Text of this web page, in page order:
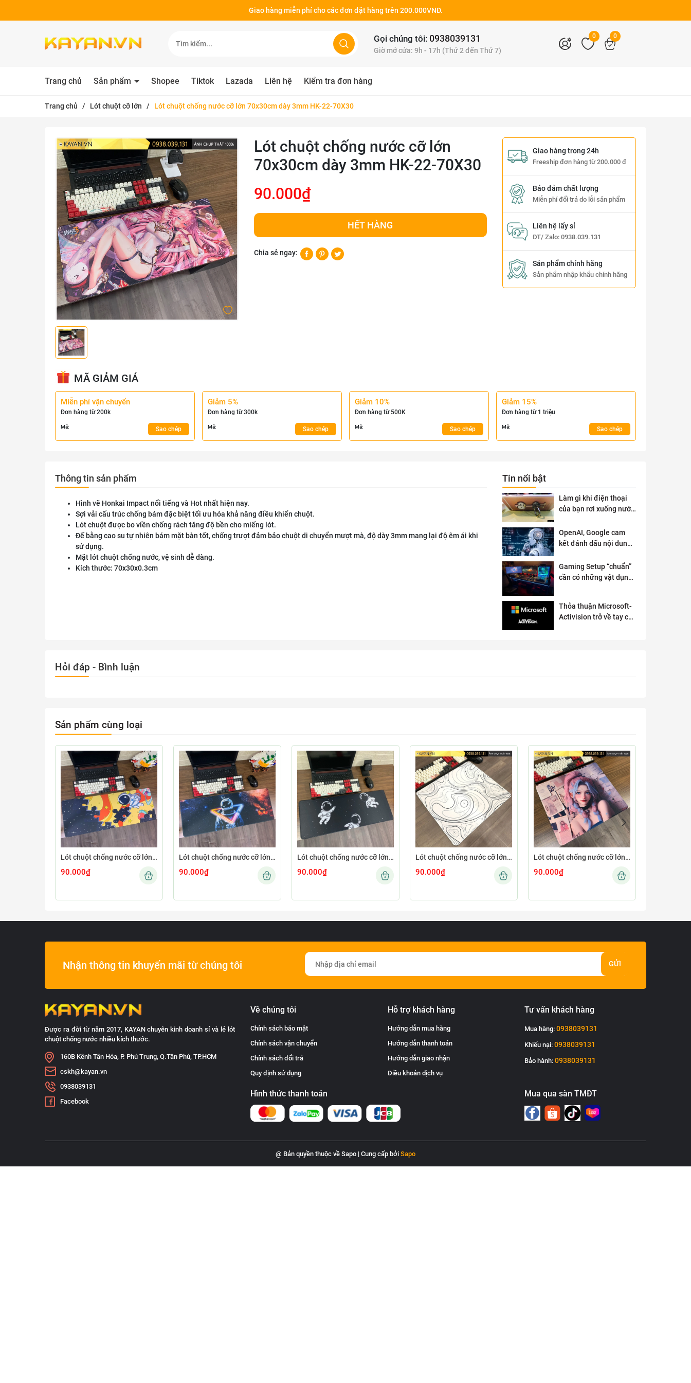
Giao hàng miễn phí cho các đơn đặt hàng trên 200.000VNĐ.
Gọi chúng tôi: 0938039131
Giờ mở cửa: 9h - 17h (Thứ 2 đến Thứ 7)
0 0
Trang chủ Sản phẩm Shopee Tiktok Lazada Liên hệ Kiểm tra đơn hàng
Trang chủ / Lót chuột cỡ lớn / Lót chuột chống nước cỡ lớn 70x30cm dày 3mm HK-22-70X30
Lót chuột chống nước cỡ lớn
70x30cm dày 3mm HK-22-70X30
90.000₫
HẾT HÀNG
Chia sẻ ngay:
Giao hàng trong 24h
Freeship đơn hàng từ 200.000 đ
Bảo đảm chất lượng
Miễn phí đổi trả do lỗi sản phẩm
Liên hệ lấy sỉ
ĐT/ Zalo: 0938.039.131
Sản phẩm chính hãng
Sản phẩm nhập khẩu chính hãng
MÃ GIẢM GIÁ
Miễn phí vận chuyển
Đơn hàng từ 200k
Mã: Sao chép
Giảm 5%
Đơn hàng từ 300k
Mã: Sao chép
Giảm 10%
Đơn hàng từ 500K
Mã: Sao chép
Giảm 15%
Đơn hàng từ 1 triệu
Mã: Sao chép
Thông tin sản phẩm
Hình vẽ Honkai Impact nổi tiếng và Hot nhất hiện nay.
Sợi vải cấu trúc chống bám đặc biệt tối ưu hóa khả năng điều khiển chuột.
Lót chuột được bo viền chống rách tăng độ bền cho miếng lót.
Đế bằng cao su tự nhiên bám mặt bàn tốt, chống trượt đảm bảo chuột di chuyển mượt mà, độ dày 3mm mang lại độ êm ái khi
sử dụng.
Mặt lót chuột chống nước, vệ sinh dễ dàng.
Kích thước: 70x30x0.3cm
Tin nổi bật
Làm gì khi điện thoại
của bạn rơi xuống nước
OpenAI, Google cam
kết đánh dấu nội dung
Gaming Setup “chuẩn”
cần có những vật dụng
Thỏa thuận Microsoft-
Activision trở về tay cơ
Hỏi đáp - Bình luận
Sản phẩm cùng loại
Lót chuột chống nước cỡ lớn 80x30cm dày 3mm ASTRO-03-80X30
90.000₫
Lót chuột chống nước cỡ lớn 80x30cm dày 3mm ASTRO-02-80X30
90.000₫
Lót chuột chống nước cỡ lớn 80x30cm dày 3mm ASTRO-01-80X30
90.000₫
Lót chuột chống nước cỡ lớn 45x40cm dày 4mm MINIMAL-12-45X40-4MM
90.000₫
Lót chuột chống nước cỡ lớn 45x40cm dày 4mm GIRL-04-45X40-4MM
90.000₫
Nhận thông tin khuyến mãi từ chúng tôi GỬI
Được ra đời từ năm 2017, KAYAN chuyên kinh doanh sỉ và lẻ lót
chuột chống nước nhiều kích thước.
160B Kênh Tân Hóa, P. Phú Trung, Q.Tân Phú, TP.HCM
cskh@kayan.vn
0938039131
Facebook
Về chúng tôi
Chính sách bảo mật
Chính sách vận chuyển
Chính sách đổi trả
Quy định sử dụng
Hỗ trợ khách hàng
Hướng dẫn mua hàng
Hướng dẫn thanh toán
Hướng dẫn giao nhận
Điều khoản dịch vụ
Tư vấn khách hàng
Mua hàng:0938039131
Khiếu nại:0938039131
Bảo hành:0938039131
Hình thức thanh toán Mua qua sàn TMĐT
@ Bản quyền thuộc về Sapo | Cung cấp bởi Sapo